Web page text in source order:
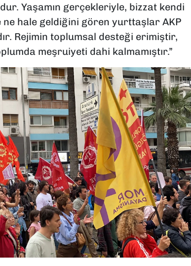
Yaşamın gerçekleriyle, bizzat kendi
hale geldiğini gören yurttaşlar AKP
Rejimin toplumsal desteği erimiştir,
meşruiyeti dahi kalmamıştır.”